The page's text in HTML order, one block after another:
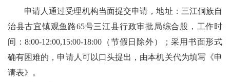
申请人通过受理机构当面提交申请，地址：三江侗族自
治县古宜镇观鱼路65号三江县行政审批局综合股， 工作时
间：8:00-12:00,1 5:00-18:00（节假日除外）；采用书面形式
确有困难的，申请人可以口头提出，由本机关代为填写《申
请表》。